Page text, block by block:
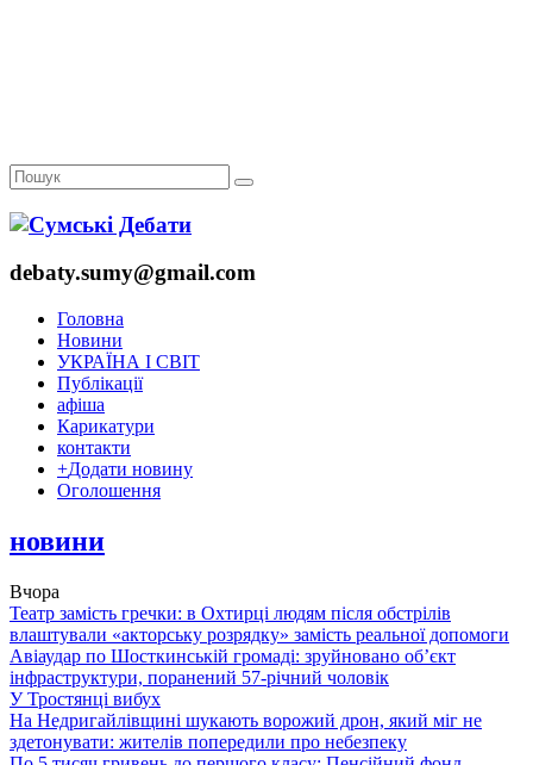
debaty.sumy@gmail.com
Головна
Новини
УКРАЇНА І СВІТ
Публікації
афіша
Карикатури
контакти
+Додати новину
Оголошення
новини
Вчора
Театр замість гречки: в Охтирці людям після обстрілів
влаштували «акторську розрядку» замість реальної допомоги
Авіаудар по Шосткинській громаді: зруйновано об’єкт
інфраструктури, поранений 57-річний чоловік
У Тростянці вибух
На Недригайлівщині шукають ворожий дрон, який міг не
здетонувати: жителів попередили про небезпеку